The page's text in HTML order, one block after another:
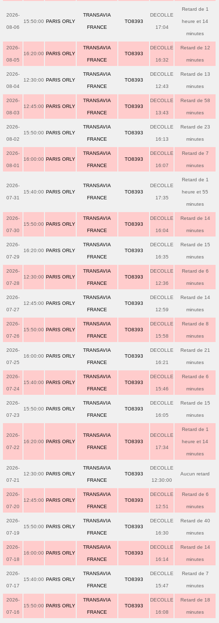
2026-
08-06
15:50:00 PARIS ORLY
TRANSAVIA
FRANCE
TO8393
DECOLLE
17:04
Retard de 1
heure et 14
minutes
2026-
08-05
16:20:00 PARIS ORLY
TRANSAVIA
FRANCE
TO8393
DECOLLE
16:32
Retard de 12
minutes
2026-
08-04
12:30:00 PARIS ORLY
TRANSAVIA
FRANCE
TO8393
DECOLLE
12:43
Retard de 13
minutes
2026-
08-03
12:45:00 PARIS ORLY
TRANSAVIA
FRANCE
TO8393
DECOLLE
13:43
Retard de 58
minutes
2026-
08-02
15:50:00 PARIS ORLY
TRANSAVIA
FRANCE
TO8393
DECOLLE
16:13
Retard de 23
minutes
2026-
08-01
16:00:00 PARIS ORLY
TRANSAVIA
FRANCE
TO8393
DECOLLE
16:07
Retard de 7
minutes
2026-
07-31
15:40:00 PARIS ORLY
TRANSAVIA
FRANCE
TO8393
DECOLLE
17:35
Retard de 1
heure et 55
minutes
2026-
07-30
15:50:00 PARIS ORLY
TRANSAVIA
FRANCE
TO8393
DECOLLE
16:04
Retard de 14
minutes
2026-
07-29
16:20:00 PARIS ORLY
TRANSAVIA
FRANCE
TO8393
DECOLLE
16:35
Retard de 15
minutes
2026-
07-28
12:30:00 PARIS ORLY
TRANSAVIA
FRANCE
TO8393
DECOLLE
12:36
Retard de 6
minutes
2026-
07-27
12:45:00 PARIS ORLY
TRANSAVIA
FRANCE
TO8393
DECOLLE
12:59
Retard de 14
minutes
2026-
07-26
15:50:00 PARIS ORLY
TRANSAVIA
FRANCE
TO8393
DECOLLE
15:58
Retard de 8
minutes
2026-
07-25
16:00:00 PARIS ORLY
TRANSAVIA
FRANCE
TO8393
DECOLLE
16:21
Retard de 21
minutes
2026-
07-24
15:40:00 PARIS ORLY
TRANSAVIA
FRANCE
TO8393
DECOLLE
15:46
Retard de 6
minutes
2026-
07-23
15:50:00 PARIS ORLY
TRANSAVIA
FRANCE
TO8393
DECOLLE
16:05
Retard de 15
minutes
2026-
07-22
16:20:00 PARIS ORLY
TRANSAVIA
FRANCE
TO8393
DECOLLE
17:34
Retard de 1
heure et 14
minutes
2026-
07-21
12:30:00 PARIS ORLY
TRANSAVIA
FRANCE
TO8393
DECOLLE
12:30:00
Aucun retard
2026-
07-20
12:45:00 PARIS ORLY
TRANSAVIA
FRANCE
TO8393
DECOLLE
12:51
Retard de 6
minutes
2026-
07-19
15:50:00 PARIS ORLY
TRANSAVIA
FRANCE
TO8393
DECOLLE
16:30
Retard de 40
minutes
2026-
07-18
16:00:00 PARIS ORLY
TRANSAVIA
FRANCE
TO8393
DECOLLE
16:14
Retard de 14
minutes
2026-
07-17
15:40:00 PARIS ORLY
TRANSAVIA
FRANCE
TO8393
DECOLLE
15:47
Retard de 7
minutes
2026-
07-16
15:50:00 PARIS ORLY
TRANSAVIA
FRANCE
TO8393
DECOLLE
16:08
Retard de 18
minutes